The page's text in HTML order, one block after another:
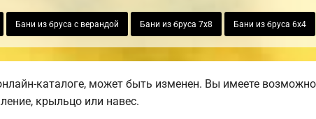
Бани из бруса с верандой Бани из бруса 7х8 Бани из бруса 6х4
каталоге, может быть изменен. Вы имеете
крыльцо или навес.